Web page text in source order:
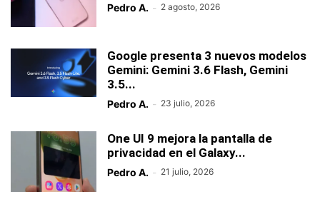
Pedro A. - 2 agosto, 2026
Google presenta 3 nuevos modelos
Gemini: Gemini 3.6 Flash, Gemini
3.5...
Pedro A. - 23 julio, 2026
One UI 9 mejora la pantalla de
privacidad en el Galaxy...
Pedro A. - 21 julio, 2026